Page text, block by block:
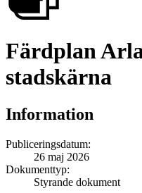
Färdplan
stadskärna
Information
Publiceringsdatum:
26 maj 2026
Dokumenttyp:
Styrande dokument